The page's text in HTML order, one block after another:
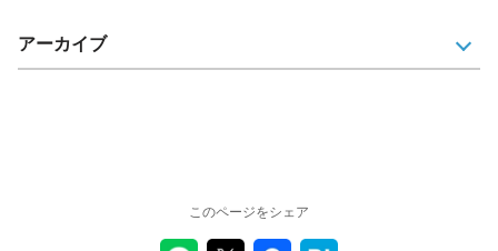
アーカイブ
このページをシェア